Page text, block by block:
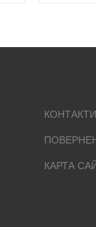
КОНТАКТИ
КАРТА